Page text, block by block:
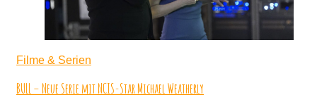
Filme & Serien
BULL – Neue Serie mit NCIS-Star Michael Weatherly